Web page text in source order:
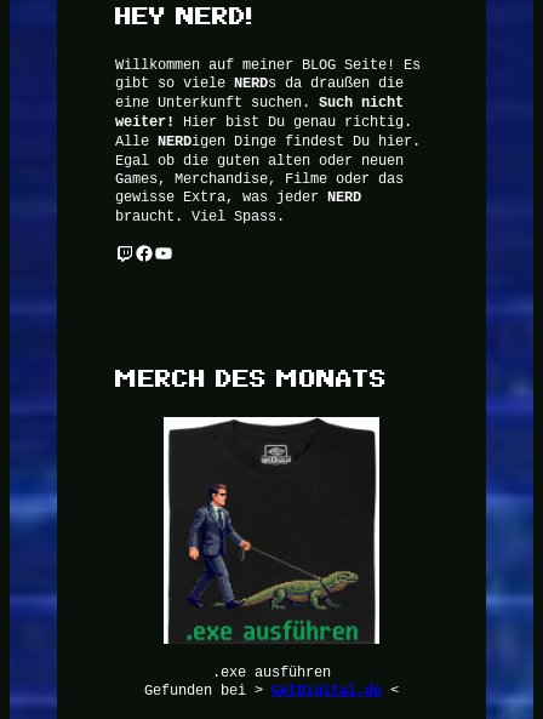
HEY NERD!
Willkommen auf meiner BLOG Seite! Es
gibt so viele NERDs da draußen die
eine Unterkunft suchen. Such nicht
weiter!
Hier bist Du genau richtig.
Alle NERDigen Dinge findest Du hier.
Egal ob die guten alten oder neuen
Games, Merchandise, Filme oder das
gewisse Extra, was jeder NERD
braucht. Viel Spass.
Twitch Facebook YouTube
MERCH DES MONATS
.exe ausführen
Gefunden bei > GetDigital.de <